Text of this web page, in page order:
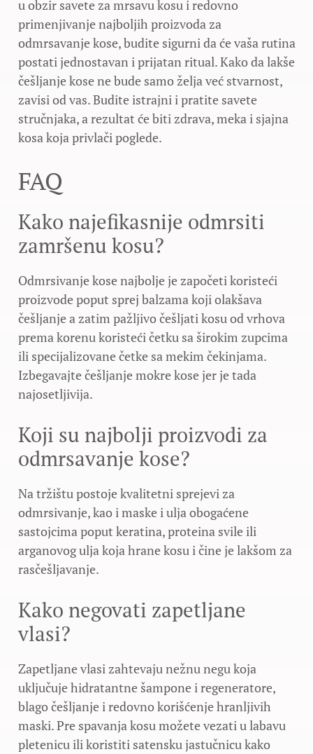
u obzir savete za mrsavu kosu i redovno
primenjivanje najboljih proizvoda za
odmrsavanje kose, budite sigurni da će vaša rutina
postati jednostavan i prijatan ritual. Kako da lakše
češljanje kose ne bude samo želja već stvarnost,
zavisi od vas. Budite istrajni i pratite savete
stručnjaka, a rezultat će biti zdrava, meka i sjajna
kosa koja privlači poglede.
FAQ
Kako najefikasnije odmrsiti
zamršenu kosu?
Odmrsivanje kose najbolje je započeti koristeći
proizvode poput sprej balzama koji olakšava
češljanje a zatim pažljivo češljati kosu od vrhova
prema korenu koristeći četku sa širokim zupcima
ili specijalizovane četke sa mekim čekinjama.
Izbegavajte češljanje mokre kose jer je tada
najosetljivija.
Koji su najbolji proizvodi za
odmrsavanje kose?
Na tržištu postoje kvalitetni sprejevi za
odmrsivanje, kao i maske i ulja obogaćene
sastojcima poput keratina, proteina svile ili
arganovog ulja koja hrane kosu i čine je lakšom za
rasčešljavanje.
Kako negovati zapetljane
vlasi?
Zapetljane vlasi zahtevaju nežnu negu koja
uključuje hidratantne šampone i regeneratore,
blago češljanje i redovno korišćenje hranljivih
maski. Pre spavanja kosu možete vezati u labavu
pletenicu ili koristiti satensku jastučnicu kako